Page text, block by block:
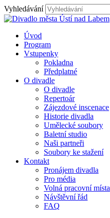
Vyhledávání
Úvod
Program
Vstupenky
Pokladna
Předplatné
O divadle
O divadle
Repertoár
Zájezdové inscenace
Historie divadla
Umělecké soubory
Baletní studio
Naši partneři
Soubory ke stažení
Kontakt
Pronájem divadla
Pro média
Volná pracovní místa
Návštěvní řád
FAQ